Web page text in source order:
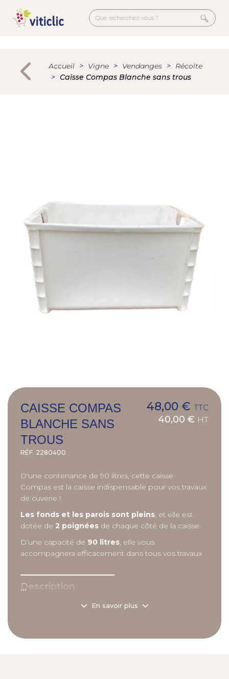
contenu
Accueil Vigne Vendanges
Récolte
Caisse Compas Blanche sans trous
CAISSE COMPAS
BLANCHE SANS
TROUS
RÉF. 2280400
48,00 € TTC
40,00 € HT
D'une contenance de 90 litres, cette caisse
Compas est la caisse indispensable pour vos travaux
de cuverie !
Les fonds et les parois sont pleins, et elle est
dotée de 2 poignées de chaque côté de la caisse.
D’une capacité de 90 litres, elle vous
accompagnera efficacement dans tous vos travaux
Description
- Dimensions extérieures (L x l x H) : 675 x 500 x 373
...
En savoir plus